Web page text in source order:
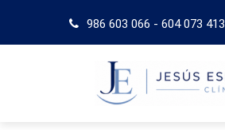
986 603 066 - 604 073 413